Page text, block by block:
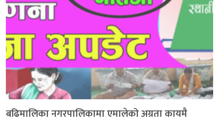
बढिमालिका नगरपालिकामा एमालेको अग्रता कायमै